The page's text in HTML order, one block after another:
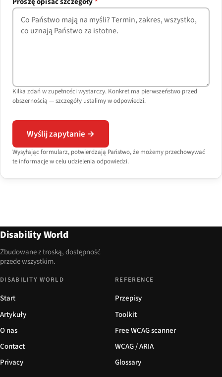
Kilka zdań w zupełności wystarczy. Konkret ma pierwszeństwo przed
obszernością — szczegóły ustalimy w odpowiedzi.
Wyślij zapytanie →
Wysyłając formularz, potwierdzają Państwo, że możemy przechowywać
te informacje w celu udzielenia odpowiedzi.
Disability World
Zbudowane z troską, dostępność
przede wszystkim.
DISABILITY WORLD
Start
Artykuły
O nas
Contact
Privacy
REFERENCE
Przepisy
Toolkit
Free WCAG scanner
WCAG / ARIA
Glossary